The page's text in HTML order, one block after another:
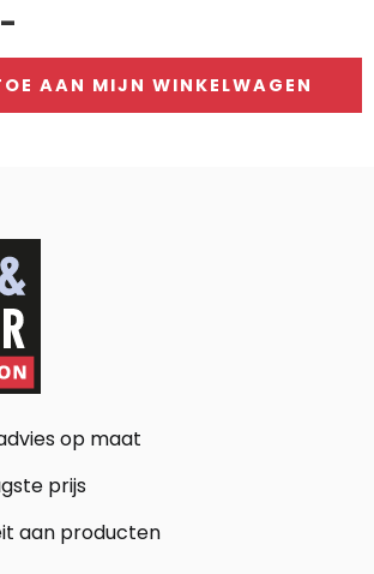
AAN MIJN WINKELWAGEN
op maat
prijs
aan producten